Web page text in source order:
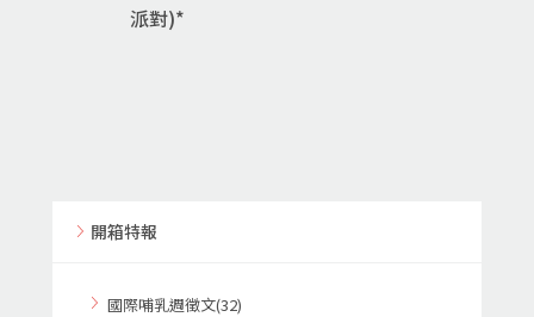
派對)*
開箱特報
國際哺乳週徵文(32)